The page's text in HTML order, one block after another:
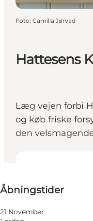
Hattesens
Læg vejen forbi
og køb friske
den
Åbningstider
21 November
Besøg
Foto: Camilla Jørvad